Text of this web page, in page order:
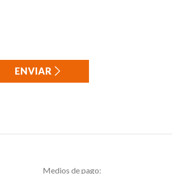
ENVIAR
Medios de pago: